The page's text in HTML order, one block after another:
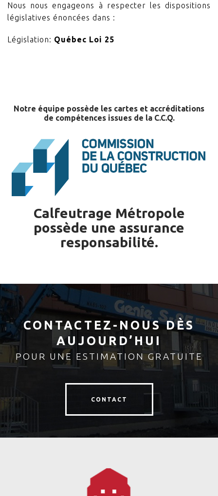
Nous nous engageons à respecter les dispositions
législatives énoncées dans :
Législation: Québec Loi 25
Notre équipe possède les cartes et accréditations
de compétences issues de la C.C.Q.
Calfeutrage Métropole
possède une assurance
responsabilité.
CONTACTEZ-NOUS DÈS
AUJOURD’HUI
POUR UNE ESTIMATION GRATUITE
CONTACT